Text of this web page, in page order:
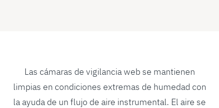
Las cámaras de vigilancia web se mantienen
limpias en condiciones extremas de humedad con
la ayuda de un flujo de aire instrumental. El aire se